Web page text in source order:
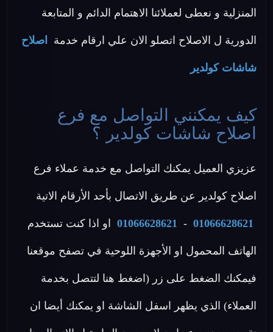
المنزلية و نعطى لعملائنا الاهتمام الدائم و المتابعة
الدورية ل الاصلاح اتصلو الان علي ارقام خدمة اصلاح
شاشات كولدير
كيف يمكنني التواصل مع فرع
اصلاح شاشات كولدير ؟
عزيزي العميل يمكنك التواصل مع خدمة عملاء فرع
اصلاح كولدير عن طريق الاتصال بأحد الأرقام الاتية
01066628621
-
01066628621 او اذا كنت تستخدم
الهاتف المحمول او الأجهزة اللوحية في تصفح موقعنا
فيمكنك الضغط على زر (اضغط هنا لتتصل بخدمة
العملاء) الذي يظهر اسفل الشاشة او يمكنك أيضا ان